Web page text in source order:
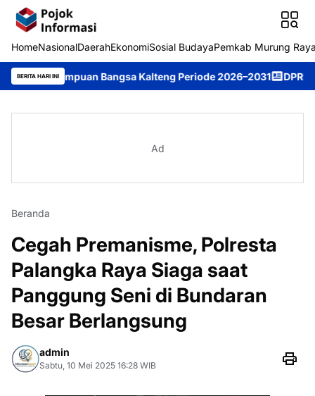
HomeNasionalDaerahEkonomiSosial BudayaPemkab Murung
BERITA HARI INIBangsa Kalteng Periode 2026–2031 DPRD Murung
Ad
Beranda
Cegah Premanisme, Polresta
Palangka Raya Siaga saat
Panggung Seni di Bundaran
Besar Berlangsung
admin
Sabtu, 10 Mei 2025 16:28 WIB